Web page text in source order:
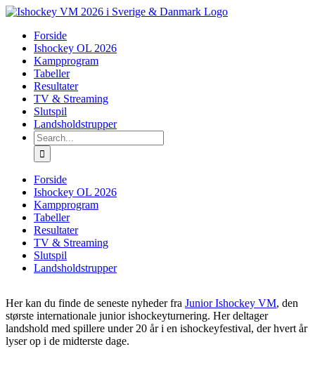
Skip
contentForside
Ishockey OL 2026
Kampprogram
Tabeller
Resultater
TV & Streaming
Slutspil
Landsholdstrupper
Search
for:
Forside
Ishockey OL 2026
Kampprogram
Tabeller
Resultater
TV & Streaming
Slutspil
Landsholdstrupper
Her kan du finde de seneste nyheder fra Junior Ishockey VM, den
største internationale junior ishockeyturnering. Her deltager
landshold med spillere under 20 år i en ishockeyfestival, der hvert år
lyser op i de midterste dage.